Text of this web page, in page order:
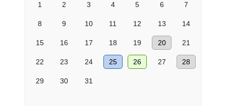
1 2 3 4 5 6 7
8 9 10 11 12 13 14
15 16 17 18 19 20 21
22 23 24 25 26 27 28
29 30 31